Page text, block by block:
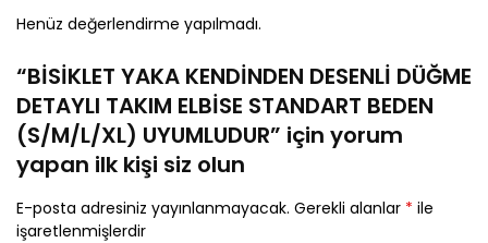
Henüz değerlendirme yapılmadı.
“BİSİKLET YAKA KENDİNDEN DESENLİ DÜĞME
DETAYLI TAKIM ELBİSE STANDART BEDEN
(S/M/L/XL) UYUMLUDUR” için yorum
yapan ilk kişi siz olun
E-posta adresiniz yayınlanmayacak. Gerekli alanlar * ile
işaretlenmişlerdir